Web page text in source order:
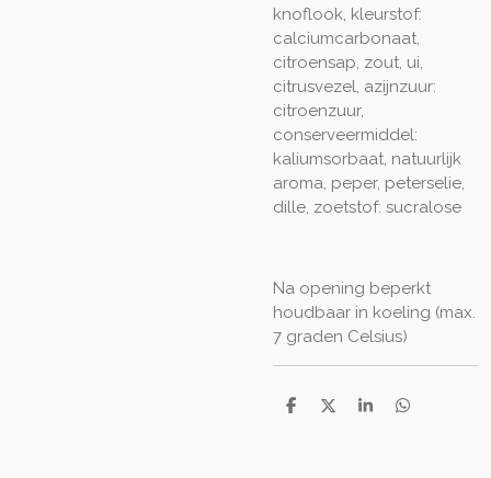
knoflook, kleurstof:
calciumcarbonaat,
citroensap, zout, ui,
citrusvezel, azijnzuur:
citroenzuur,
conserveermiddel:
kaliumsorbaat, natuurlijk
aroma, peper, peterselie,
dille, zoetstof: sucralose
Na opening beperkt
houdbaar in koeling (max.
7 graden Celsius)
D
D
S
D